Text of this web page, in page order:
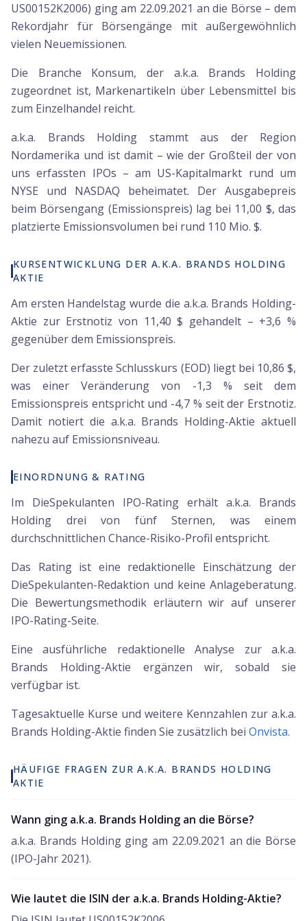
US00152K2006) ging am 22.09.2021 an die Börse – dem
Rekordjahr für Börsengänge mit außergewöhnlich
vielen Neuemissionen.
Die Branche Konsum, der a.k.a. Brands Holding
zugeordnet ist, Markenartikeln über Lebensmittel bis
zum Einzelhandel reicht.
a.k.a. Brands Holding stammt aus der Region
Nordamerika und ist damit – wie der Großteil der von
uns erfassten IPOs – am US-Kapitalmarkt rund um
NYSE und NASDAQ beheimatet. Der Ausgabepreis
beim Börsengang (Emissionspreis) lag bei 11,00 $, das
platzierte Emissionsvolumen bei rund 110 Mio. $.
KURSENTWICKLUNG DER A.K.A. BRANDS HOLDING
AKTIE
Am ersten Handelstag wurde die a.k.a. Brands Holding-
Aktie zur Erstnotiz von 11,40 $ gehandelt – +3,6 %
gegenüber dem Emissionspreis.
Der zuletzt erfasste Schlusskurs (EOD) liegt bei 10,86 $,
was einer Veränderung von -1,3 % seit dem
Emissionspreis entspricht und -4,7 % seit der Erstnotiz.
Damit notiert die a.k.a. Brands Holding-Aktie aktuell
nahezu auf Emissionsniveau.
EINORDNUNG & RATING
Im DieSpekulanten IPO-Rating erhält a.k.a. Brands
Holding drei von fünf Sternen, was einem
durchschnittlichen Chance-Risiko-Profil entspricht.
Das Rating ist eine redaktionelle Einschätzung der
DieSpekulanten-Redaktion und keine Anlageberatung.
Die Bewertungsmethodik erläutern wir auf unserer
IPO-Rating-Seite.
Eine ausführliche redaktionelle Analyse zur a.k.a.
Brands Holding-Aktie ergänzen wir, sobald sie
verfügbar ist.
Tagesaktuelle Kurse und weitere Kennzahlen zur a.k.a.
Brands Holding-Aktie finden Sie zusätzlich bei Onvista.
HÄUFIGE FRAGEN ZUR A.K.A. BRANDS HOLDING
AKTIE
Wann ging a.k.a. Brands Holding an die Börse?
a.k.a. Brands Holding ging am 22.09.2021 an die Börse
(IPO-Jahr 2021).
Wie lautet die ISIN der a.k.a. Brands Holding-Aktie?